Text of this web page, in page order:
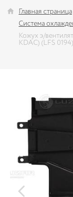
Главная страница
Система
Кожух э/
KDAC) (LFS 0194)